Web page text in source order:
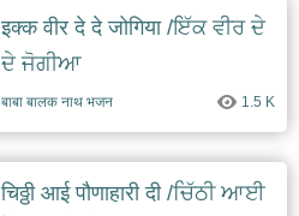
इक्क वीर दे दे जोगिया /ਇੱਕ ਵੀਰ ਦੇ
ਦੇ ਜੋਗੀਆ
बाबा बालक नाथ भजन 1.5 K
चिठ्ठी आई पौणाहारी दी /ਚਿੱਠੀ ਆਈ